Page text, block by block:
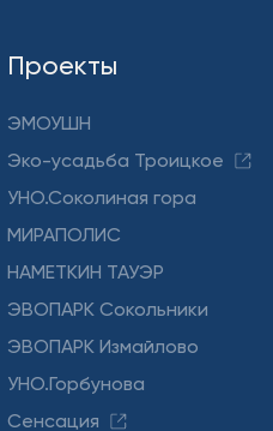
Проекты
ЭМОУШН
Эко-усадьба Троицкое
УНО.Соколиная гора
МИРАПОЛИС
НАМЕТКИН ТАУЭР
ЭВОПАРК Сокольники
ЭВОПАРК Измайлово
УНО.Горбунова
Сенсация